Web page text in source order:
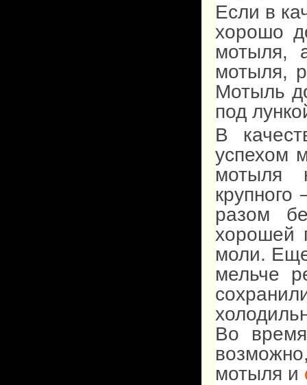
Если в
хорошо
мотыля,
мотыля,
Мотыль
под
В
успехом
мотыля
крупного
разом
хорошей
моли.
мельче
Во время
мотыля и